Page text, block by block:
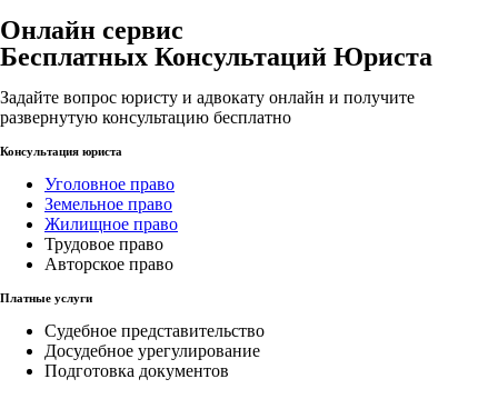
Онлайн сервис
Бесплатных Консультаций Юриста
Задайте вопрос юристу и адвокату онлайн и получите
развернутую консультацию бесплатно
Консультация юриста
Уголовное право
Земельное право
Жилищное право
Трудовое право
Авторское право
Платные услуги
Судебное представительство
Досудебное урегулирование
Подготовка документов